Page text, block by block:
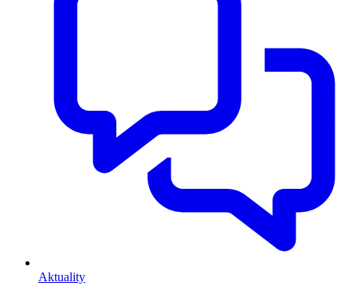
Aktuality